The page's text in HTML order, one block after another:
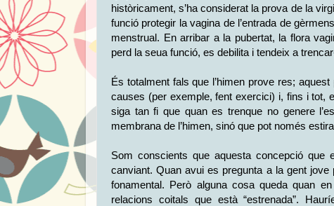
històricament, s’ha considerat la prova de la
funció protegir la vagina de l’entrada de
menstrual. En arribar a la pubertat, la flora
perd la seua funció, es debilita i tendeix a
És totalment fals que l’himen prove res;
causes (per exemple, fent exercici) i, fins i tot,
siga tan fi que quan es trenque no genere
membrana de l’himen, sinó que pot només
Som conscients que aquesta concepció que
canviant. Quan avui es pregunta a la gent
fonamental. Però alguna cosa queda quan
relacions coitals que està “estrenada”.